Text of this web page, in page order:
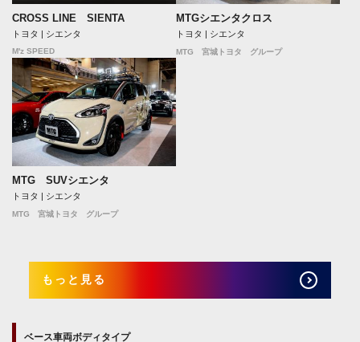
CROSS LINE SIENTA
トヨタ | シエンタ
M'z SPEED
MTGシエンタクロス
トヨタ | シエンタ
MTG 宮城トヨタ グループ
MTG SUVシエンタ
トヨタ | シエンタ
MTG 宮城トヨタ グループ
もっと見る
ベース車両ボディタイプ